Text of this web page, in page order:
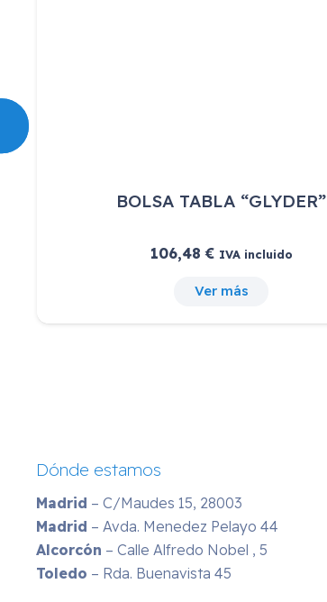
BOLSA TABLA “GLYDER”
106,48€ IVA incluido
Ver más
Dónde estamos
Madrid – C/Maudes 15, 28003
Madrid – Avda. Menedez Pelayo 44
Alcorcón – Calle Alfredo Nobel , 5
Toledo – Rda. Buenavista 45